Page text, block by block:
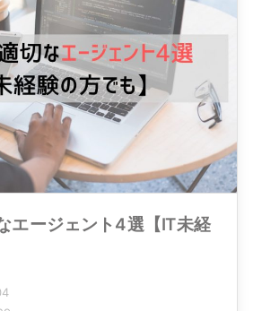
エージェント4選【IT未経